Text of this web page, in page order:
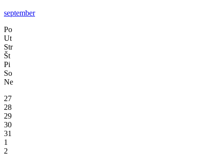
september
Po
Ut
Str
Št
Pi
So
Ne
27
28
29
30
31
1
2